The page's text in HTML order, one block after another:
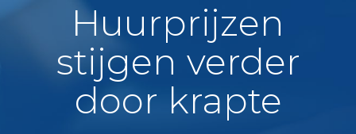
Huurprijzen
stijgen verder
door krapte